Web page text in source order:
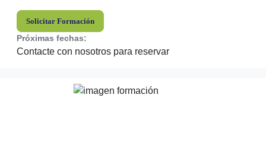
Solicitar Formación
Próximas fechas:
Contacte con nosotros para reservar